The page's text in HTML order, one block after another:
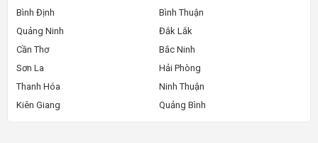
Bình Định
Bình Thuận
Quảng Ninh
Đắk Lắk
Cần Thơ
Bắc Ninh
Sơn La
Hải Phòng
Thanh Hóa
Ninh Thuận
Kiên Giang
Quảng Bình